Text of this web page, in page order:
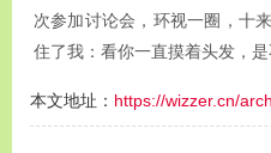
次参加讨论会，环视一圈，十
住了我：看你一直摸着头发，
本文地址： https://wizzer.cn/